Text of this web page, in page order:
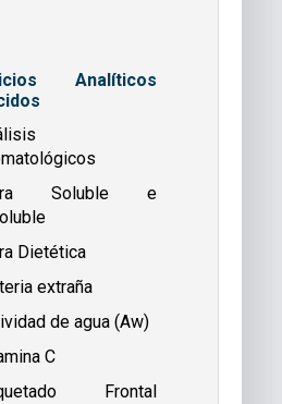
Analíticos
Soluble e
Dietética
extraña
de agua (Aw)
C
Frontal